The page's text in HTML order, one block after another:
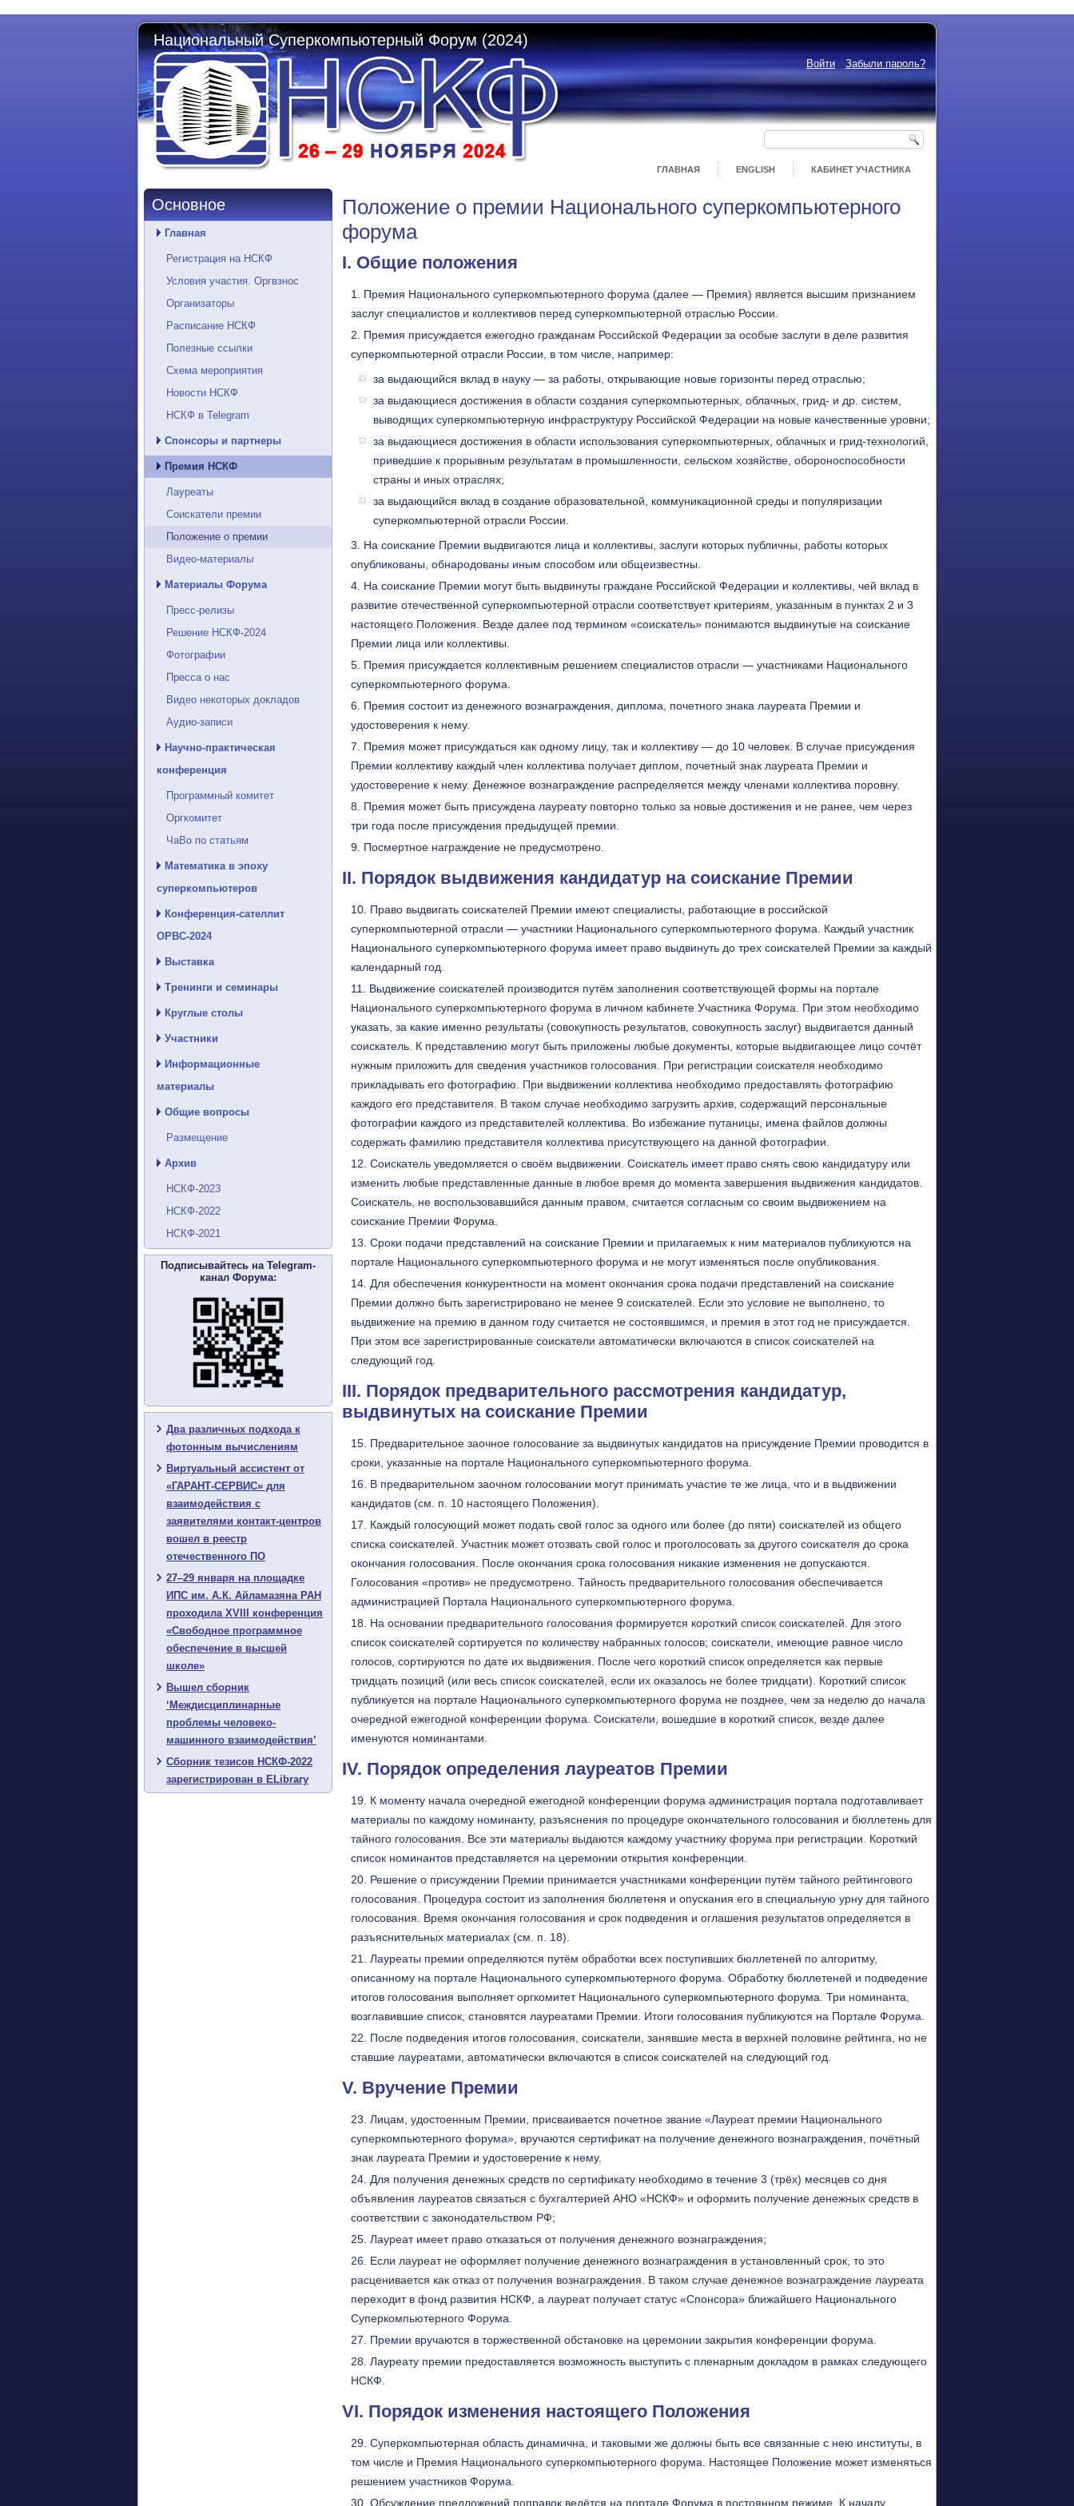
Национальный Суперкомпьютерный Форум (2024)
Войти Забыли пароль?
ГЛАВНАЯ ENGLISH КАБИНЕТ УЧАСТНИКА
Основное
Главная
Регистрация на НСКФ
Условия участия. Оргвзнос
Организаторы
Расписание НСКФ
Полезные ссылки
Схема мероприятия
Новости НСКФ
НСКФ в Telegram
Спонсоры и партнеры
Премия НСКФ
Лауреаты
Соискатели премии
Положение о премии
Видео-материалы
Материалы Форума
Пресс-релизы
Решение НСКФ-2024
Фотографии
Пресса о нас
Видео некоторых докладов
Аудио-записи
Научно-практическая
конференция
Программный комитет
Оргкомитет
ЧаВо по статьям
Математика в эпоху
суперкомпьютеров
Конференция-сателлит
ОРВС-2024
Выставка
Тренинги и семинары
Круглые столы
Участники
Информационные
материалы
Общие вопросы
Размещение
Архив
НСКФ-2023
НСКФ-2022
НСКФ-2021
Подписывайтесь на Telegram-
канал Форума:
Два различных подхода к
фотонным вычислениям
Виртуальный ассистент от
«ГАРАНТ-СЕРВИС» для
взаимодействия с
заявителями контакт-центров
вошел в реестр
отечественного ПО
27–29 января на площадке
ИПС им. А.К. Айламазяна РАН
проходила XVIII конференция
«Свободное программное
обеспечение в высшей
школе»
Вышел сборник
‘Междисциплинарные
проблемы человеко-
машинного взаимодействия’
Сборник тезисов НСКФ-2022
зарегистрирован в ELibrary
Положение о премии Национального суперкомпьютерного
форума
I. Общие положения
Премия Национального суперкомпьютерного форума (далее — Премия) является высшим признанием
заслуг специалистов и коллективов перед суперкомпьютерной отраслью России.
Премия присуждается ежегодно гражданам Российской Федерации за особые заслуги в деле развития
суперкомпьютерной отрасли России, в том числе, например:
за выдающийся вклад в науку — за работы, открывающие новые горизонты перед отраслью;
за выдающиеся достижения в области создания суперкомпьютерных, облачных, грид- и др. систем,
выводящих суперкомпьютерную инфраструктуру Российской Федерации на новые качественные уровни;
за выдающиеся достижения в области использования суперкомпьютерных, облачных и грид-технологий,
приведшие к прорывным результатам в промышленности, сельском хозяйстве, обороноспособности
страны и иных отраслях;
за выдающийся вклад в создание образовательной, коммуникационной среды и популяризации
суперкомпьютерной отрасли России.
На соискание Премии выдвигаются лица и коллективы, заслуги которых публичны, работы которых
опубликованы, обнародованы иным способом или общеизвестны.
На соискание Премии могут быть выдвинуты граждане Российской Федерации и коллективы, чей вклад в
развитие отечественной суперкомпьютерной отрасли соответствует критериям, указанным в пунктах 2 и 3
настоящего Положения. Везде далее под термином «соискатель» понимаются выдвинутые на соискание
Премии лица или коллективы.
Премия присуждается коллективным решением специалистов отрасли — участниками Национального
суперкомпьютерного форума.
Премия состоит из денежного вознаграждения, диплома, почетного знака лауреата Премии и
удостоверения к нему.
Премия может присуждаться как одному лицу, так и коллективу — до 10 человек. В случае присуждения
Премии коллективу каждый член коллектива получает диплом, почетный знак лауреата Премии и
удостоверение к нему. Денежное вознаграждение распределяется между членами коллектива поровну.
Премия может быть присуждена лауреату повторно только за новые достижения и не ранее, чем через
три года после присуждения предыдущей премии.
Посмертное награждение не предусмотрено.
II. Порядок выдвижения кандидатур на соискание Премии
Право выдвигать соискателей Премии имеют специалисты, работающие в российской
суперкомпьютерной отрасли — участники Национального суперкомпьютерного форума. Каждый участник
Национального суперкомпьютерного форума имеет право выдвинуть до трех соискателей Премии за каждый
календарный год.
Выдвижение соискателей производится путём заполнения соответствующей формы на портале
Национального суперкомпьютерного форума в личном кабинете Участника Форума. При этом необходимо
указать, за какие именно результаты (совокупность результатов, совокупность заслуг) выдвигается данный
соискатель. К представлению могут быть приложены любые документы, которые выдвигающее лицо сочтёт
нужным приложить для сведения участников голосования. При регистрации соискателя необходимо
прикладывать его фотографию. При выдвижении коллектива необходимо предоставлять фотографию
каждого его представителя. В таком случае необходимо загрузить архив, содержащий персональные
фотографии каждого из представителей коллектива. Во избежание путаницы, имена файлов должны
содержать фамилию представителя коллектива присутствующего на данной фотографии.
Соискатель уведомляется о своём выдвижении. Соискатель имеет право снять свою кандидатуру или
изменить любые представленные данные в любое время до момента завершения выдвижения кандидатов.
Соискатель, не воспользовавшийся данным правом, считается согласным со своим выдвижением на
соискание Премии Форума.
Сроки подачи представлений на соискание Премии и прилагаемых к ним материалов публикуются на
портале Национального суперкомпьютерного форума и не могут изменяться после опубликования.
Для обеспечения конкурентности на момент окончания срока подачи представлений на соискание
Премии должно быть зарегистрировано не менее 9 соискателей. Если это условие не выполнено, то
выдвижение на премию в данном году считается не состоявшимся, и премия в этот год не присуждается.
При этом все зарегистрированные соискатели автоматически включаются в список соискателей на
следующий год.
III. Порядок предварительного рассмотрения кандидатур,
выдвинутых на соискание Премии
Предварительное заочное голосование за выдвинутых кандидатов на присуждение Премии проводится в
сроки, указанные на портале Национального суперкомпьютерного форума.
В предварительном заочном голосовании могут принимать участие те же лица, что и в выдвижении
кандидатов (см. п. 10 настоящего Положения).
Каждый голосующий может подать свой голос за одного или более (до пяти) соискателей из общего
списка соискателей. Участник может отозвать свой голос и проголосовать за другого соискателя до срока
окончания голосования. После окончания срока голосования никакие изменения не допускаются.
Голосования «против» не предусмотрено. Тайность предварительного голосования обеспечивается
администрацией Портала Национального суперкомпьютерного форума.
На основании предварительного голосования формируется короткий список соискателей. Для этого
список соискателей сортируется по количеству набранных голосов; соискатели, имеющие равное число
голосов, сортируются по дате их выдвижения. После чего короткий список определяется как первые
тридцать позиций (или весь список соискателей, если их оказалось не более тридцати). Короткий список
публикуется на портале Национального суперкомпьютерного форума не позднее, чем за неделю до начала
очередной ежегодной конференции форума. Соискатели, вошедшие в короткий список, везде далее
именуются номинантами.
IV. Порядок определения лауреатов Премии
К моменту начала очередной ежегодной конференции форума администрация портала подготавливает
материалы по каждому номинанту, разъяснения по процедуре окончательного голосования и бюллетень для
тайного голосования. Все эти материалы выдаются каждому участнику форума при регистрации. Короткий
список номинантов представляется на церемонии открытия конференции.
Решение о присуждении Премии принимается участниками конференции путём тайного рейтингового
голосования. Процедура состоит из заполнения бюллетеня и опускания его в специальную урну для тайного
голосования. Время окончания голосования и срок подведения и оглашения результатов определяется в
разъяснительных материалах (см. п. 18).
Лауреаты премии определяются путём обработки всех поступивших бюллетеней по алгоритму,
описанному на портале Национального суперкомпьютерного форума. Обработку бюллетеней и подведение
итогов голосования выполняет оргкомитет Национального суперкомпьютерного форума. Три номинанта,
возглавившие список, становятся лауреатами Премии. Итоги голосования публикуются на Портале Форума.
После подведения итогов голосования, соискатели, занявшие места в верхней половине рейтинга, но не
ставшие лауреатами, автоматически включаются в список соискателей на следующий год.
V. Вручение Премии
Лицам, удостоенным Премии, присваивается почетное звание «Лауреат премии Национального
суперкомпьютерного форума», вручаются сертификат на получение денежного вознаграждения, почётный
знак лауреата Премии и удостоверение к нему.
Для получения денежных средств по сертификату необходимо в течение 3 (трёх) месяцев со дня
объявления лауреатов связаться с бухгалтерией АНО «НСКФ» и оформить получение денежных средств в
соответствии с законодательством РФ;
Лауреат имеет право отказаться от получения денежного вознаграждения;
Если лауреат не оформляет получение денежного вознаграждения в установленный срок, то это
расценивается как отказ от получения вознаграждения. В таком случае денежное вознаграждение лауреата
переходит в фонд развития НСКФ, а лауреат получает статус «Спонсора» ближайшего Национального
Суперкомпьютерного Форума.
Премии вручаются в торжественной обстановке на церемонии закрытия конференции форума.
Лауреату премии предоставляется возможность выступить с пленарным докладом в рамках следующего
НСКФ.
VI. Порядок изменения настоящего Положения
Суперкомпьютерная область динамична, и таковыми же должны быть все связанные с нею институты, в
том числе и Премия Национального суперкомпьютерного форума. Настоящее Положение может изменяться
решением участников Форума.
Обсуждение предложений поправок ведётся на портале Форума в постоянном режиме. К началу